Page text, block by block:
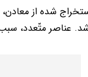
شده از
عناصر متّعدد،